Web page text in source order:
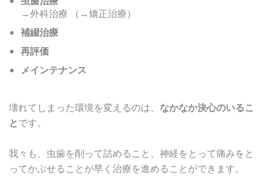
→外科治療 （→矯正治療）
補綴治療
再評価
メインテナンス
壊れてしまった環境を変えるのは、 なかなか決心のいるこ
とです。
我々も、虫歯を削って詰めること、神経をとって痛みをと
ってかぶせることが早く治療を進めることができます。